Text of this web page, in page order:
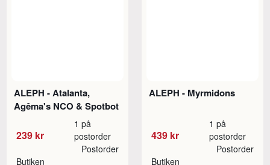
ALEPH - Atalanta,
Agêma's NCO & Spotbot
239 kr
1 på
postorder
Butiken
Postorder
ALEPH - Myrmidons
439 kr
1 på
postorder
Butiken
Postorder